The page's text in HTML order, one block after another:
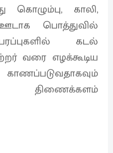
கொழும்பு, காலி,
பொத்துவில்
கடல்
வரை எழக்கூடிய
திணைக்களம்